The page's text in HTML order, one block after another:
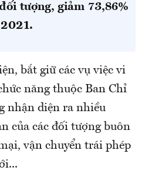
tượng, giảm 73,86%
2021.
bắt giữ các vụ việc vi
năng thuộc Ban Chỉ
nhận diện ra nhiều
của các đối tượng buôn
vận chuyển trái phép